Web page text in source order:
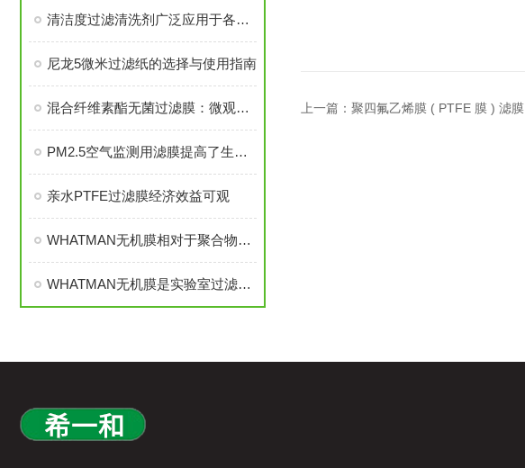
清洁度过滤清洗剂广泛应用于各种汽车零部件清洁度检测
尼龙5微米过滤纸的选择与使用指南
混合纤维素酯无菌过滤膜：微观世界的健康卫士
PM2.5空气监测用滤膜提高了生产效率和加工精度
亲水PTFE过滤膜经济效益可观
WHATMAN无机膜相对于聚合物薄膜有很多不得不说的优势
WHATMAN无机膜是实验室过滤的理想用品
上一篇： 聚四氟乙烯膜 ( PTFE 膜 ) 滤膜